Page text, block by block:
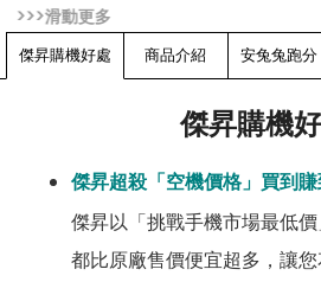
傑昇購機好處 商品介紹 安兔兔跑分
傑昇購機
傑昇超殺「空機價格」買到賺
傑昇以「挑戰手機市場最低
都比原廠售價便宜超多，讓